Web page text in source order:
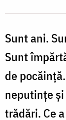
Sunt ani.
Sunt
de
neputințe
trădări. Ce